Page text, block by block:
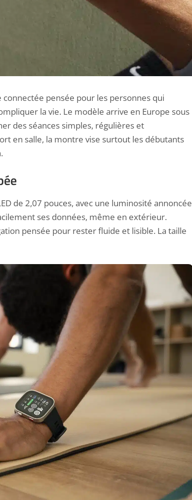
pensée pour les personnes qui
la vie. Le modèle arrive en Europe sous
des séances simples, régulières et
en salle, la montre vise surtout les débutants
de 2,07 pouces, avec une luminosité annoncée
ses données, même en extérieur.
pensée pour rester fluide et lisible. La taille